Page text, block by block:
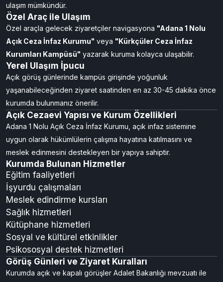
ulaşım mümkündür.
Özel Araç ile Ulaşım
Özel araçla gelecek ziyaretçiler navigasyona "Adana 1 Nolu
Açık Ceza İnfaz Kurumu" veya "Kürkçüler Ceza İnfaz
Kurumları Kampüsü" yazarak kuruma kolayca ulaşabilir.
Yerel Ulaşım İpucu
Açık görüş günlerinde kampüs girişinde yoğunluk
yaşanabileceğinden ziyaret saatinden en az 30-45 dakika önce
kurumda bulunmanız önerilir.
Açık Cezaevi Yapısı ve Kurum Özellikleri
Adana 1 Nolu Açık Ceza İnfaz Kurumu, açık infaz sistemine
uygun olarak hükümlülerin çalışma hayatına katılmasını ve
meslek edinmesini destekleyen bir yapıya sahiptir.
Kurumda Bulunan Hizmetler
Eğitim faaliyetleri
İşyurdu çalışmaları
Meslek edindirme kursları
Sağlık hizmetleri
Kütüphane hizmetleri
Sosyal ve kültürel etkinlikler
Psikososyal destek hizmetleri
Görüş Günleri ve Ziyaret Kuralları
Kurumda açık ve kapalı görüşler Adalet Bakanlığı mevzuatı ile